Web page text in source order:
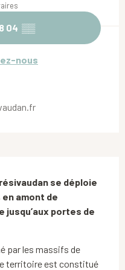
04 ▒▒
nous
se déploie
amont de
jusqu’aux portes de
par les massifs de
territoire est constitué